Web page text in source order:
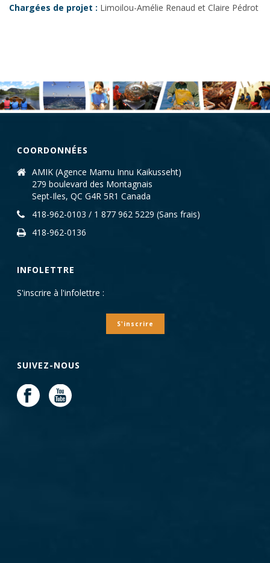
Chargées de projet : Limoilou-Amélie Renaud et Claire Pédrot
COORDONNÉES
AMIK (Agence Mamu Innu Kaikusseht)
279 boulevard des Montagnais
Sept-Iles, QC G4R 5R1 Canada
418-962-0103 / 1 877 962 5229 (Sans frais)
418-962-0136
INFOLETTRE
S'inscrire à l'infolettre :
S'inscrire
SUIVEZ-NOUS